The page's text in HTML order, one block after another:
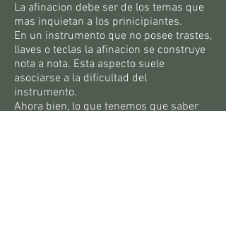
La afinacion debe ser de los temas que
mas inquietan a los prinicipiantes.
En un instrumento que no posee trastes,
llaves o teclas la afinacion se construye
nota a nota. Esta aspecto suele
asociarse a la dificultad del
instrumento.
Ahora bien, lo que tenemos que saber